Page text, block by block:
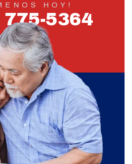
HOY!
5364